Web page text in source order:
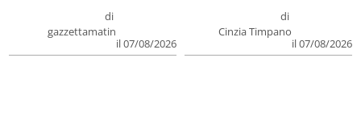
di
gazzettamatin
il 07/08/2026
di
Cinzia Timpano
il 07/08/2026